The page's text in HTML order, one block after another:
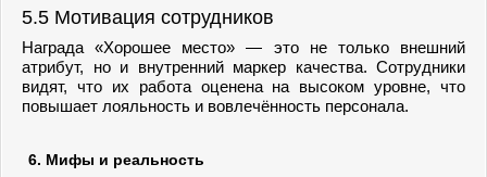
5.5 Мотивация сотрудников
Награда «Хорошее место» — это не только внешний
атрибут, но и внутренний маркер качества. Сотрудники
видят, что их работа оценена на высоком уровне, что
повышает лояльность и вовлечённость персонала.
6. Мифы и реальность